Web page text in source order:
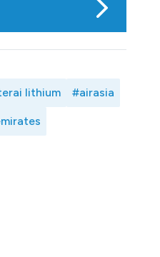
lithium #airasia